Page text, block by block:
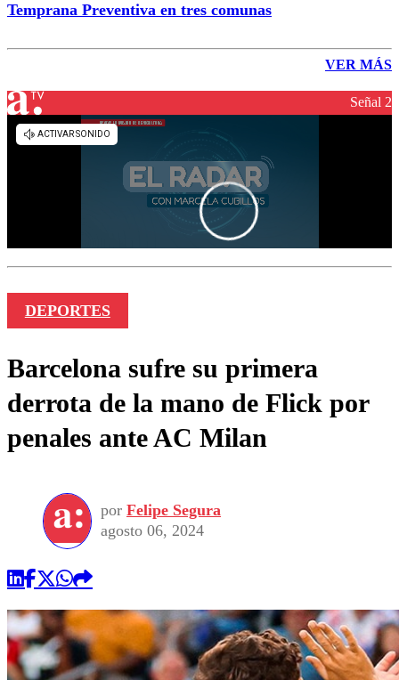
Temprana Preventiva en tres comunas
VER MÁS
Señal 2
DEPORTES
Barcelona sufre su primera
derrota de la mano de Flick por
penales ante AC Milan
por Felipe Segura
agosto 06, 2024